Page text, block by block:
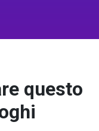
questo